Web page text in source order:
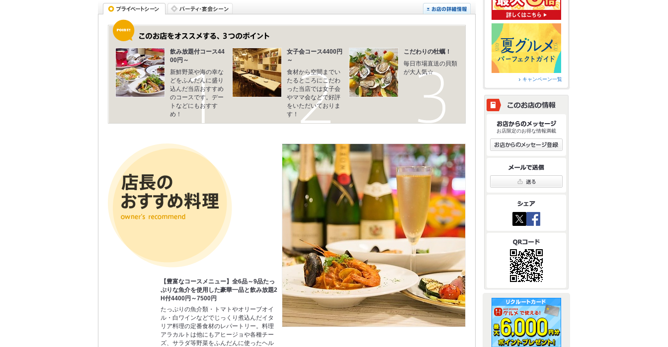
飲み放題付コース44
00円～
新鮮野菜や海の幸な
どをふんだんに盛り
込んだ当店おすすめ
のコースです。デー
トなどにもおすす
め！
女子会コース4400円
～
食材から空間までい
たるところにこだわ
った当店では女子会
やママ会などで好評
をいただいておりま
す！
こだわりの牡蠣！
毎日市場直送の貝類
が大人気☆
【豊富なコースメニュー】全6品～9品たっ
ぷりな魚介を使用した豪華一品と飲み放題2
H付4400円～7500円
たっぷりの魚介類・トマトやオリーブオイ
ル・白ワインなどでじっくり煮込んだイタ
リア料理の定番食材のレパートリー。料理
アラカルトは他にもアヒージョや各種チー
ズ、サラダ等野菜をふんだんに使ったヘル
キャンペーン一覧
お店限定のお得な情報満載